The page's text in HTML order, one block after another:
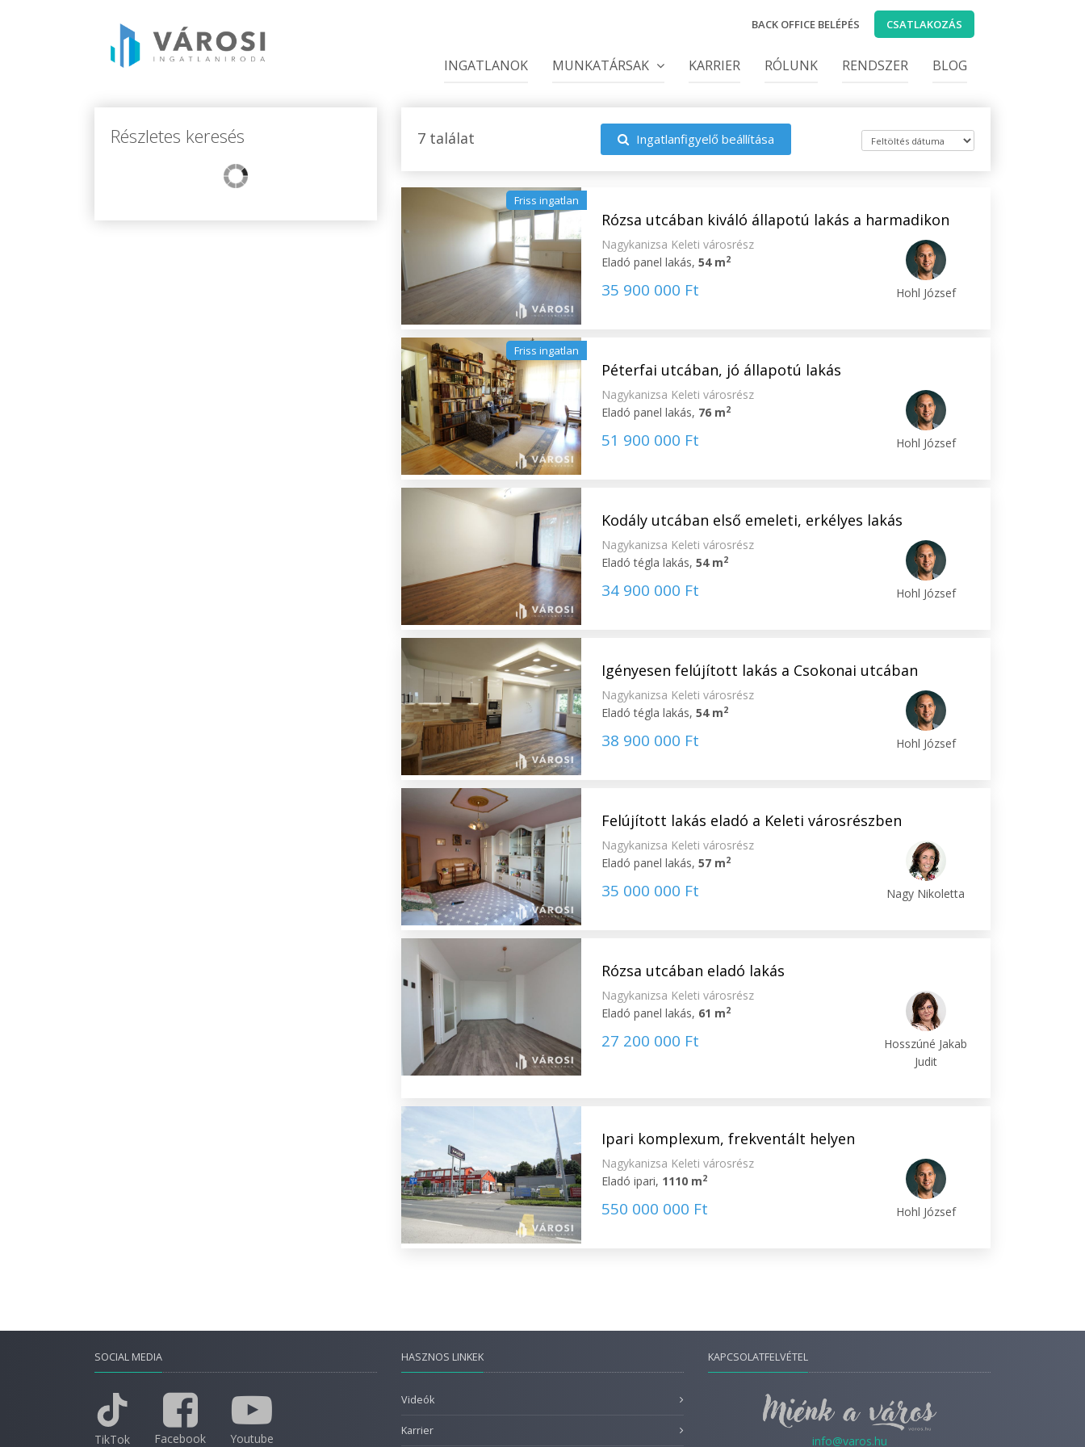
BACK OFFICE BELÉPÉS CSATLAKOZÁS
INGATLANOK MUNKATÁRSAK KARRIER RÓLUNK RENDSZER BLOG
Részletes keresés 7 találat Ingatlanfigyelő beállítása
Friss ingatlan
Rózsa utcában kiváló állapotú lakás a harmadikon
Nagykanizsa Keleti városrész
Eladó panel lakás,54 m2
35 900 000 Ft Hohl József
Friss ingatlan
Péterfai utcában, jó állapotú lakás
Nagykanizsa Keleti városrész
Eladó panel lakás, 76 m2
51 900 000 Ft Hohl József
Kodály utcában első emeleti, erkélyes lakás
Nagykanizsa Keleti városrész
Eladó tégla lakás,54 m2
34 900 000 Ft Hohl József
Igényesen felújított lakás a Csokonai utcában
Nagykanizsa Keleti városrész
Eladó tégla lakás,54 m2
38 900 000 Ft Hohl József
Felújított lakás eladó a Keleti városrészben
Nagykanizsa Keleti városrész
Eladó panel lakás,57 m2
35 000 000 Ft Nagy Nikoletta
Rózsa utcában eladó lakás
Nagykanizsa Keleti városrész
Eladó panel lakás, 61 m2
27 200 000 Ft
Hosszúné Jakab
Judit
Ipari komplexum, frekventált helyen
Nagykanizsa Keleti városrész
Eladó ipari, 1110 m2
550 000 000 Ft Hohl József
SOCIAL MEDIA
TikTok Facebook Youtube
HASZNOS LINKEK
Videók
Karrier
KAPCSOLATFELVÉTEL
info@varos.hu